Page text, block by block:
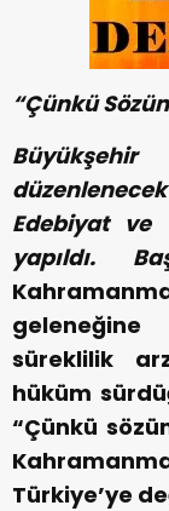
“Çünkü
Edebiyat ve
yapıldı.
süreklilik
hüküm
“Çünkü
Türkiye’ye